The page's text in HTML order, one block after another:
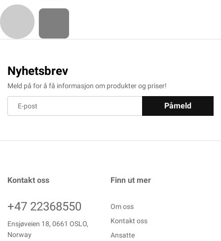
Nyhetsbrev
Meld på for å få informasjon om produkter og priser!
Påmeld
Kontakt oss
+47 22368550
Ensjøveien 18, 0661 OSLO,
Norway
Finn ut mer
Om oss
Kontakt oss
Ansatte